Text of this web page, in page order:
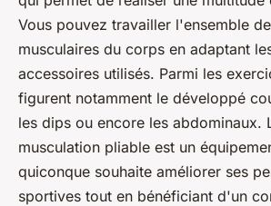
Vous pouvez travailler l'ensemble
musculaires du corps en adaptant
accessoires utilisés. Parmi les
figurent notamment le développé
les dips ou encore les abdominaux.
musculation pliable est un
quiconque souhaite améliorer ses
sportives tout en bénéficiant d'un